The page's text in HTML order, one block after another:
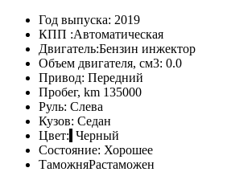
Год выпуска: 2019
КПП :Автоматическая
Двигатель:Бензин инжектор
Объем двигателя, см3: 0.0
Привод: Передний
Пробег, km 135000
Руль: Слева
Кузов: Седан
Цвет: Черный
Состояние: Хорошее
ТаможняРастаможен